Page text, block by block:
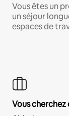
Vous êtes un
un séjour
espaces de
Vous cherchez